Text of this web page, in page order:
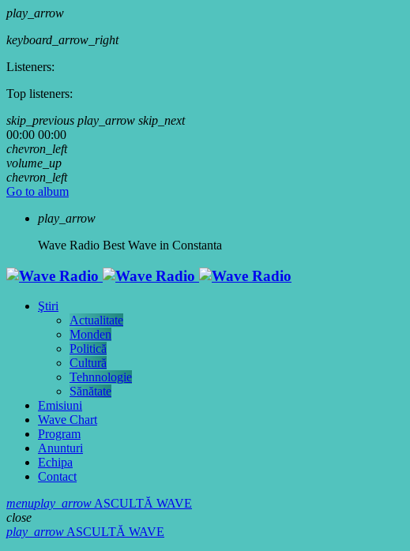
play_arrow
keyboard_arrow_right
Listeners:
Top listeners:
skip_previous play_arrow skip_next
00:00 00:00
chevron_left
volume_up
chevron_left
Go to album
play_arrow
Wave Radio Best Wave in Constanta
Ştiri
Actualitate
Monden
Politică
Cultură
Tehnnologie
Sănătate
Emisiuni
Wave Chart
Program
Anunturi
Echipa
Contact
menuplay_arrowASCULTĂ WAVE
close
play_arrowASCULTĂ WAVE